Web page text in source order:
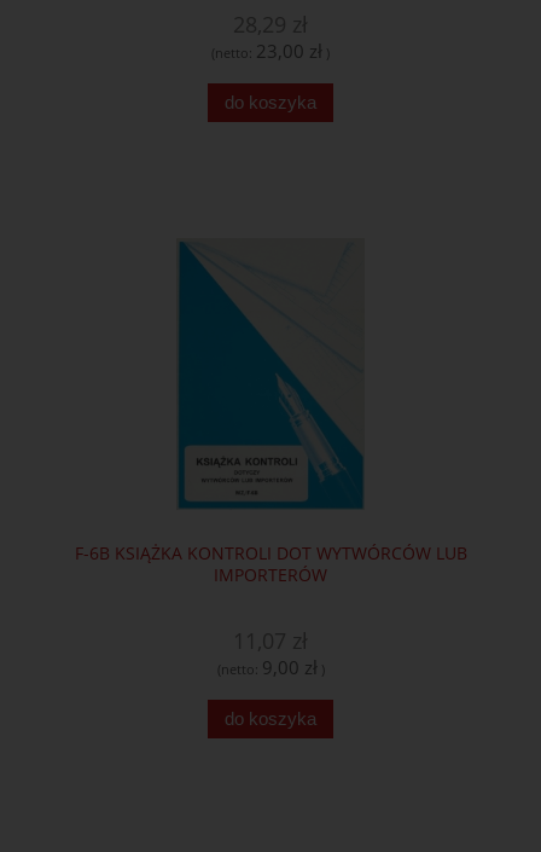
(netto: 23,00 zł )
do koszyka
F-6B KSIĄŻKA KONTROLI DOT WYTWÓRCÓW LUB
IMPORTERÓW
(netto: 9,00 zł )
do koszyka